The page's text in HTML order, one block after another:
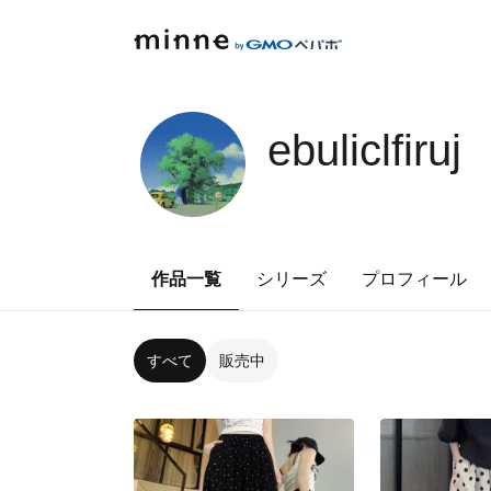
ebuliclfiruj
作品一覧 シリーズ プロフィール
すべて 販売中